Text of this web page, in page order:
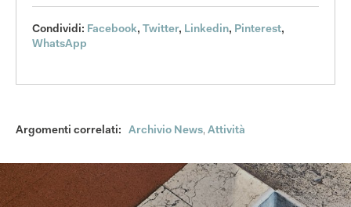
Condividi: Facebook, Twitter, Linkedin, Pinterest,
WhatsApp
Argomenti correlati: Archivio News, Attività